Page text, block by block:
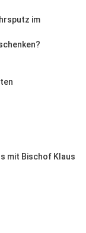
im
mit Bischof Klaus